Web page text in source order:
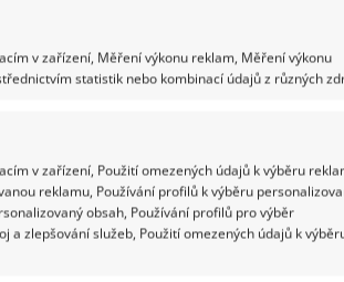
v zařízení, Měření výkonu reklam, Měření výkonu
statistik nebo kombinací údajů z různých
v zařízení, Použití omezených údajů k výběru
reklamu, Používání profilů k výběru
obsah, Používání profilů pro výběr
a zlepšování služeb, Použití omezených údajů k
za vodu rozhodně
cíl
pak je možné vodu šetřit tím
nádrže na dešťovou vodu,
na praní, splachování, úklid,
bydlíte v panelákovém bytě, vaše
přesto lze ušetřit nemalé množství